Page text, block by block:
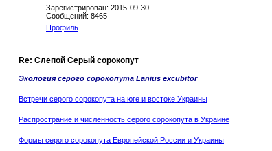
Зарегистрирован: 2015-09-30
Сообщений: 8465
Профиль
Re: Слепой Серый сорокопут
Экология серого сорокопута Lanius excubitor
Встречи серого сорокопута на юге и востоке Украины
Распространие и численность серого сорокопута в Украине
Формы серого сорокопута Европейской России и Украины